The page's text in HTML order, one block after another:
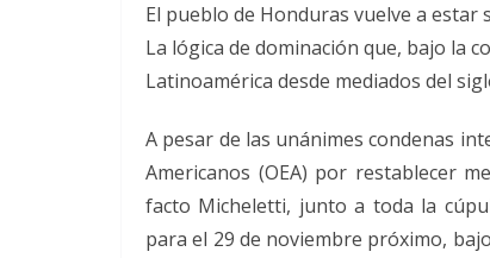
El pueblo de Honduras vuelve a estar
La lógica de dominación que, bajo la
Latinoamérica desde mediados del
A pesar de las unánimes condenas
Americanos (OEA) por restablecer
facto Micheletti, junto a toda la
para el 29 de noviembre próximo,